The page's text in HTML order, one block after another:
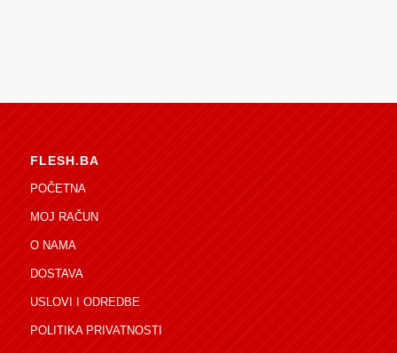
FLESH.BA
POČETNA
MOJ RAČUN
O NAMA
DOSTAVA
USLOVI I ODREDBE
POLITIKA PRIVATNOSTI